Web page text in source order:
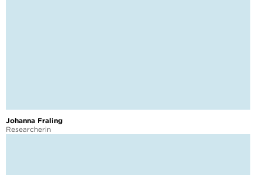
Johanna Fraling
Researcherin